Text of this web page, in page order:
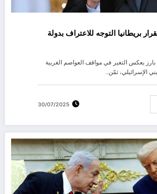
بريطانيا التوجه للاعتراف بدولة
يعكس التغير في مواقف العواصم الغربية
الإسرائيلي، ثمّن…
30/07/2025